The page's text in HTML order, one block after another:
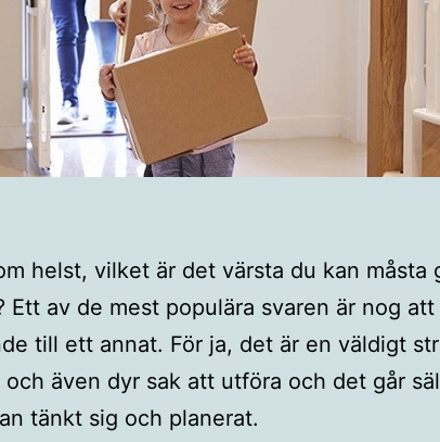
helst, vilket är det värsta du kan måsta
Ett av de mest populära svaren är nog
till ett annat. För ja, det är en väldigt
även dyr sak att utföra och det går
tänkt sig och planerat.